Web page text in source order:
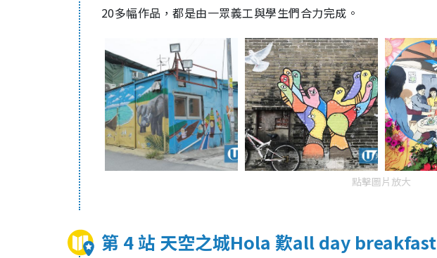
20多幅作品，都是由一眾義工與學生們合力完成。
點擊圖片放大
第 4 站 天空之城Hola 歎all day breakfast